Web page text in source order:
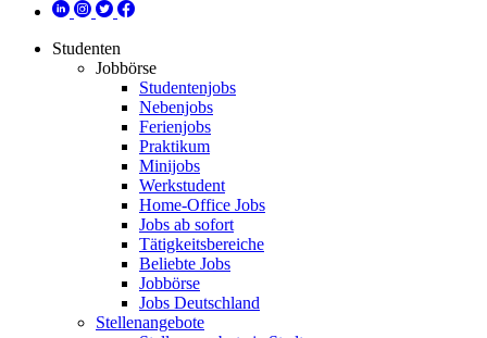
Studenten
Jobbörse
Studentenjobs
Nebenjobs
Ferienjobs
Praktikum
Minijobs
Werkstudent
Home-Office Jobs
Jobs ab sofort
Tätigkeitsbereiche
Beliebte Jobs
Jobbörse
Jobs Deutschland
Stellenangebote